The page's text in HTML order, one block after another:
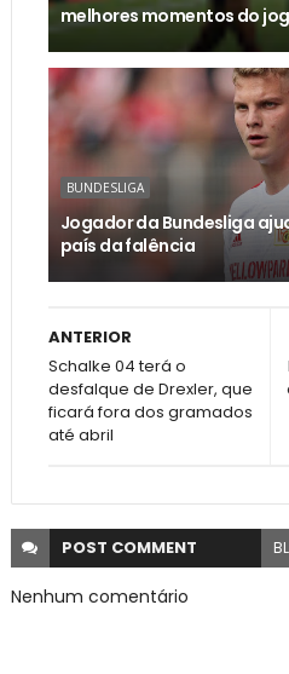
melhores momentos do
BUNDESLIGA
Jogador da Bundesliga
país da falência
ANTERIOR
Schalke 04 terá o
desfalque de Drexler, que
ficará fora dos gramados
até abril
POST COMMENT
Nenhum comentário